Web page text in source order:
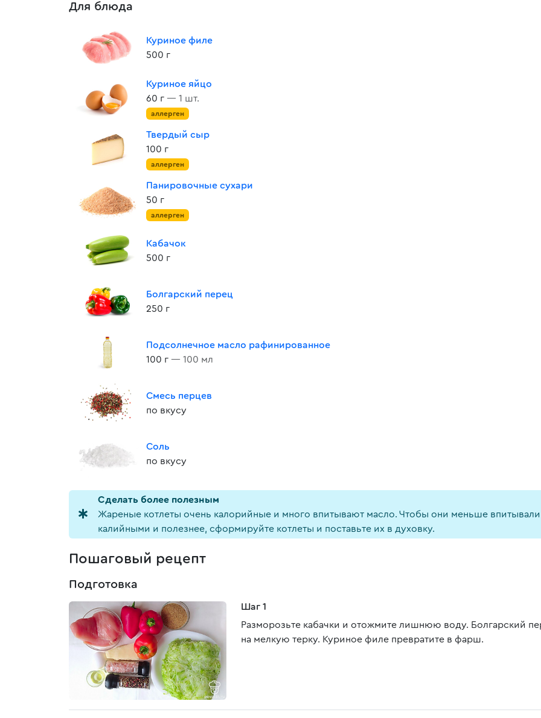
Для блюда
Куриное филе
500 г
Куриное яйцо
60 г — 1 шт.
аллерген
Твердый сыр
100 г
аллерген
Панировочные сухари
50 г
аллерген
Кабачок
500 г
Болгарский перец
250 г
Подсолнечное масло рафинированное
100 г — 100 мл
Смесь перцев
по вкусу
Соль
по вкусу
Cделать более полезным
Жареные котлеты очень калорийные и много впитывают масло. Чтобы они меньше впитывали
калийными и полезнее, сформируйте котлеты и поставьте их в духовку.
Пошаговый рецепт
Подготовка
Шаг 1
Разморозьте кабачки и отожмите лишнюю воду. Болгарский
на мелкую терку. Куриное филе превратите в фарш.